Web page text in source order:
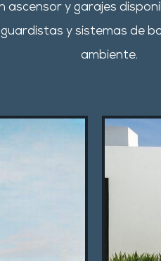
ascensor y garajes
y sistemas de
ambiente.